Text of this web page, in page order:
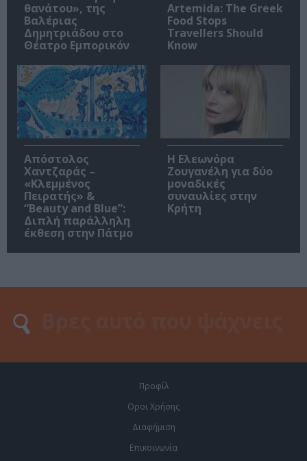
θανάτου», της
Βαλέριας
Δημητριάδου στο
Θέατρο Εμπορικόν
Artemida: The Greek
Food Stops
Travellers Should
Know
Απόστολος
Χαντζαράς –
«Κλεμμένος
Πειρατής» &
“Beauty and Blue”:
Διπλή παράλληλη
έκθεση στην Πάτμο
Η Ελεωνόρα
Ζουγανέλη για δύο
μοναδικές
συναυλίες στην
Κρήτη
Προφίλ
Οροι Χρήσης
Διαφήμιση
Επικοινωνία